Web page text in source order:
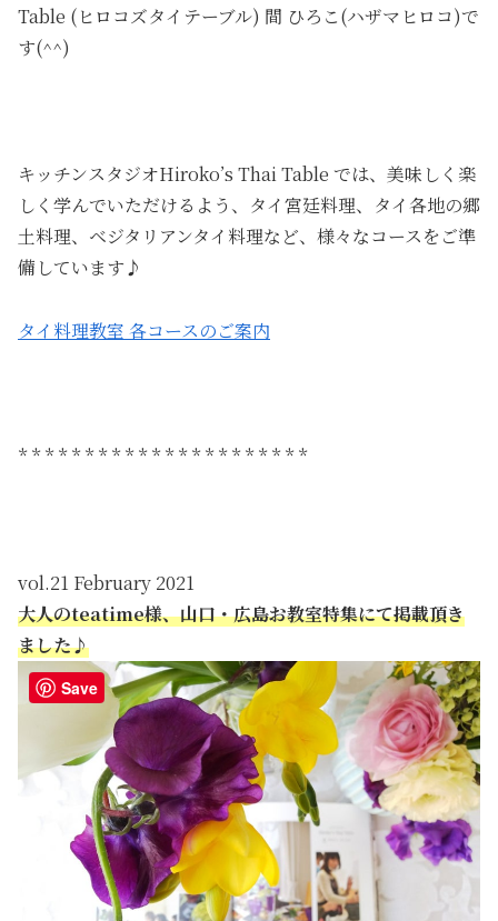
Table (ヒロコズタイテーブル) 間 ひろこ(ハザマヒロコ)で
す(^^)
キッチンスタジオHiroko’s Thai Table では、美味しく楽
しく学んでいただけるよう、タイ宮廷料理、タイ各地の郷
土料理、ベジタリアンタイ料理など、様々なコースをご準
備しています♪
タイ料理教室 各コースのご案内
* * * * * * * * * * * * * * * * * * * * * *
vol.21 February 2021
大人のteatime様、山口・広島お教室特集にて掲載頂き
ました♪
Save